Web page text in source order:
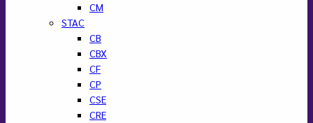
CM
STAC
CB
CBX
CF
CP
CSE
CRE